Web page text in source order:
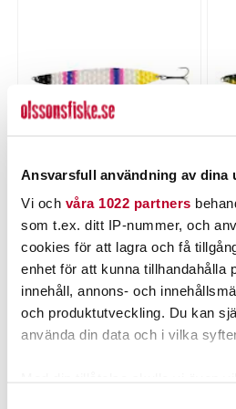
Ansvarsfull användning av dina
Vi och våra 1022 partners
som t.ex. ditt IP-nummer, och
cookies för att lagra och få
enhet för att kunna tillhandahålla
innehåll, annons- och
och produktutveckling. Du kan
använda din data och i vilka
WIPI
34,50 kr Tidigare pris:
99,00 kr
34,50 kr
99,00 kr
LÄGG I VARUKORGEN